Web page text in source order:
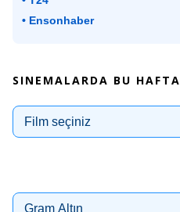
• T24
• Ensonhaber
SINEMALARDA BU HAFTA